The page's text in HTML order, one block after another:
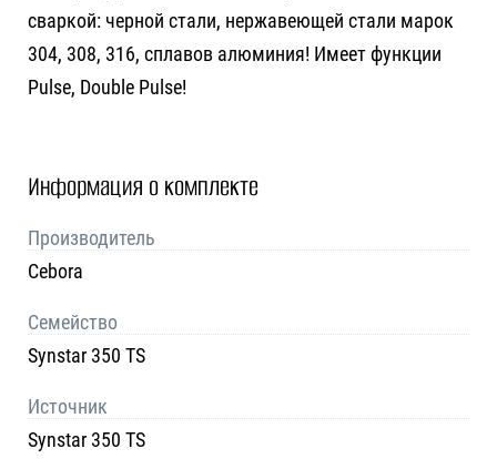
сваркой: черной стали, нержавеющей стали марок
304, 308, 316, сплавов алюминия! Имеет функции
Pulse, Double Pulse!
Информация о комплекте
Производитель
Cebora
Семейство
Synstar 350 TS
Источник
Synstar 350 TS